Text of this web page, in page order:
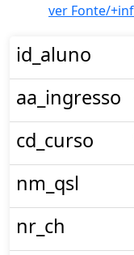
ver Fonte/
id_aluno
aa_ingresso
cd_curso
nm_qsl
nr_ch